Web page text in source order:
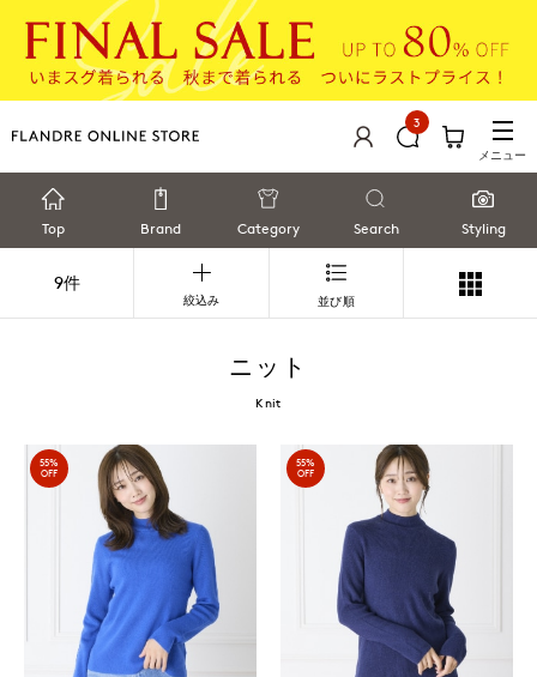
3
メニュー
Top Brand Category Search Styling
9件
絞込み 並び順
ニット
Knit
55%
OFF
55%
OFF